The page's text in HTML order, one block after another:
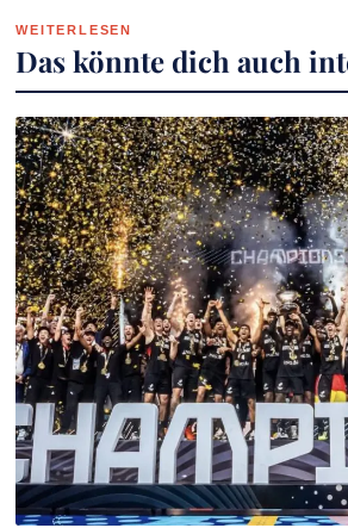
WEITERLESEN
Das könnte dich auch